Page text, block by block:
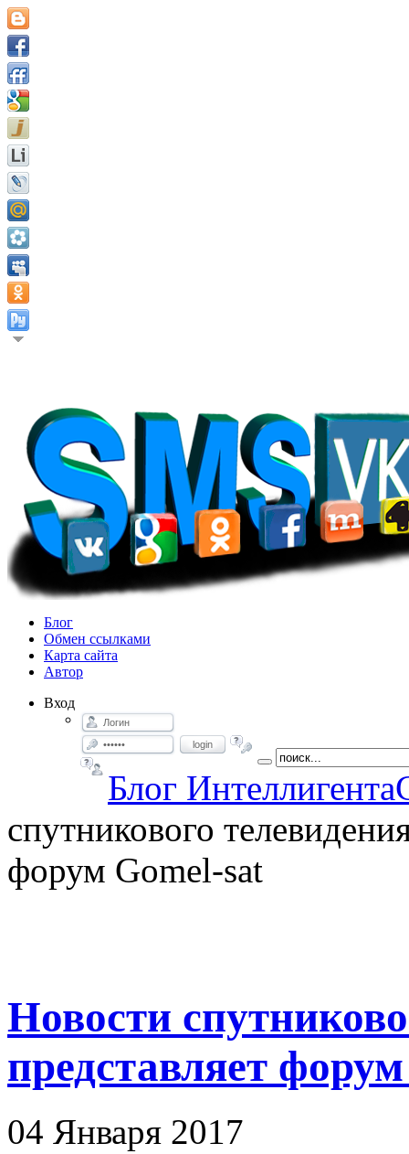
Блог
Обмен ссылками
Карта сайта
Автор
Вход
login
Блог Интеллигента
спутникового
форум Gomel-sat
Новости
представляет
04 Января 2017